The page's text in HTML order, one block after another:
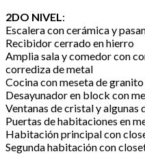
2DO NIVEL :
Escalera con cerámica y
Recibidor cerrado en hierro
Amplia sala y comedor con
corrediza de metal
Cocina con meseta de
Desayunador en block con
Ventanas de cristal y algunas
Puertas de habitaciones en
Habitación principal con
Segunda habitación con